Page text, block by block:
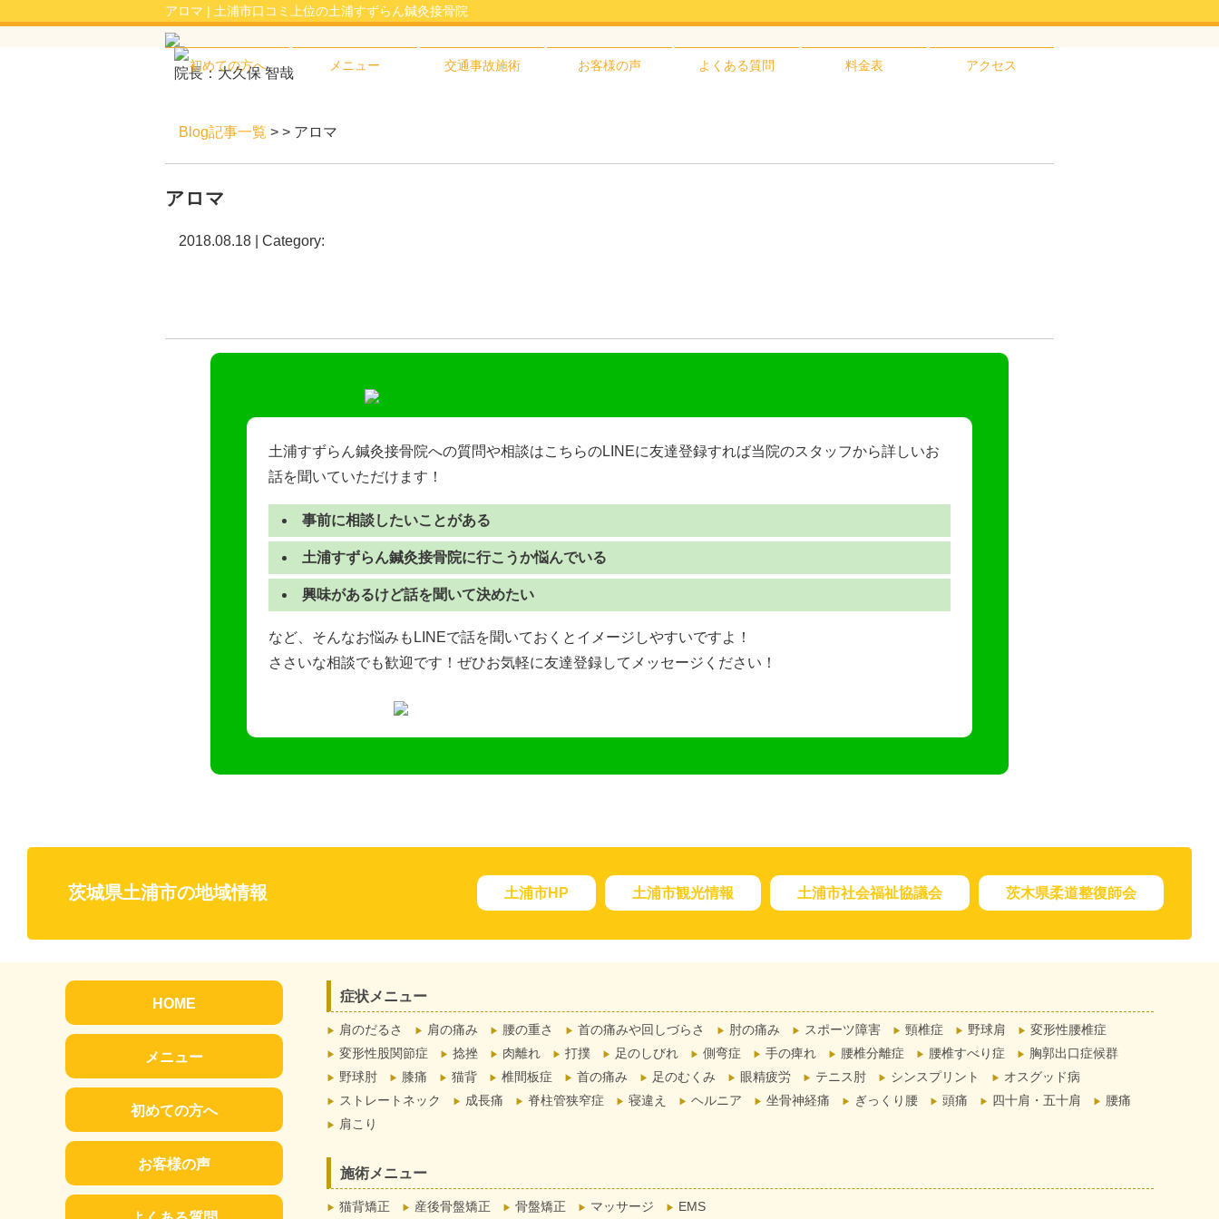
アロマ | 土浦市口コミ上位の土浦すずらん鍼灸接骨院
院長：大久保 智哉
初めての方へ メニュー 交通事故施術 お客様の声 よくある質問 料金表 アクセス
Blog記事一覧 > > アロマ
アロマ
2018.08.18 | Category:
土浦すずらん鍼灸接骨院への質問や相談はこちらのLINEに友達登録すれば当院のスタッフから詳しいお
話を聞いていただけます！
事前に相談したいことがある
土浦すずらん鍼灸接骨院に行こうか悩んでいる
興味があるけど話を聞いて決めたい
など、そんなお悩みもLINEで話を聞いておくとイメージしやすいですよ！
ささいな相談でも歓迎です！ぜひお気軽に友達登録してメッセージください！
茨城県土浦市の地域情報 土浦市HP 土浦市観光情報 土浦市社会福祉協議会 茨木県柔道整復師会
HOME
メニュー
初めての方へ
お客様の声
症状メニュー
肩のだるさ 肩の痛み 腰の重さ 首の痛みや回しづらさ 肘の痛み スポーツ障害 頸椎症 野球肩
変形性腰椎症
変形性股関節症
捻挫 肉離れ 打撲 足のしびれ 側弯症 手の痺れ 腰椎分離症 腰椎すべり症
胸郭出口症候群
野球肘
膝痛 猫背 椎間板症 首の痛み 足のむくみ 眼精疲労 テニス肘 シンスプリント
オスグッド病
ストレートネック
成長痛 脊柱管狭窄症 寝違え ヘルニア 坐骨神経痛 ぎっくり腰 頭痛 四十肩・五十肩
腰痛
肩こり
施術メニュー
猫背矯正 産後骨盤矯正 骨盤矯正 マッサージ EMS